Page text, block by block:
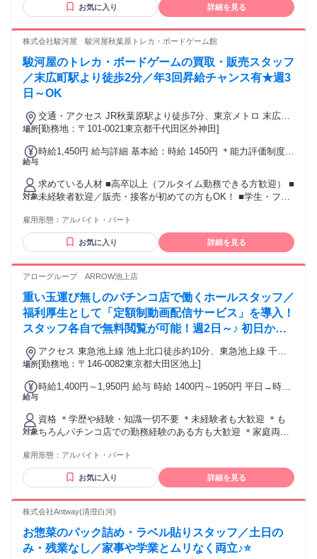
お気に入り 詳細を見る
株式会社駿河屋 駿河屋秋葉原トレカ・ボードゲーム館
駿河屋のトレカ・ボードゲームの買取・販売スタッフ
／末広町駅より徒歩2分／年3回昇給チャンス有★週3
日～OK
場所
交通・アクセス JR秋葉原駅より徒歩7分、東京メトロ 末広町
駅より徒歩2分
[勤務地：〒101-0021東京都千代田区外神田]
給与
時給1,450円 給与詳細 基本給：時給 1450円 ＊能力評価制度に
対象
求めている人材 ■高卒以上（フルタイム勤務できる方歓迎） ■
未経験者歓迎／販売・接客が初めての方もOK！ ■学生・フリ
（副業）OK ■トレカやボードゲームが好きな方歓迎！ 【身だ
しなみについて】 お客様対応や大切な商品を扱うお仕事のた
め、以下の点だけご協力をお願いしています♪ ■髪型・髪色・
さわしい清潔感のある範囲でお願いしています） ■ネイル：
のある装飾はお控えいただいています。
雇用形態： アルバイト・パート
お気に入り 詳細を見る
アローグループ ARROW池上店
重い玉運び無しのパチンコ店で働くホールスタッフ／
福利厚生として「定額制動画配信サービス」を導入！
スタッフ各自で無料閲覧が可能！週2日～♪ 初日から
時給1400円以上！＜店内禁煙＞
場所
アクセス 東急池上線 池上北口徒歩約10分、東急池上線 千鳥
町出入口2徒歩約13分、都営浅草線 西馬込南口徒歩約15分
[勤務地：〒146-0082東京都大田区池上]
給与
時給1,400円～1,950円 給与 時給 1400円～1950円 平日→時給
給＋100円！ ■22時以降1850円！■ ◎最高時給＜1950円＞!!(土
日祝22時以降) 交通費：交通費支給 ＊車・バイク通勤も支給
対象
資格 ＊学歴や経験・知識一切不要 ＊未経験者も大歓迎 ＊も
ちろんパチンコ店での勤務経験のある方も大歓迎 ＊家庭両立
中！ ＊学業両立OK！学校帰りや部活、サークル後の勤務も歓
迎！ ＜店内完全分煙！タバコの臭い移りの心配なし！＞ 年齢
の条件と理由：※20歳以上（※健康増進法の為）
雇用形態： アルバイト・パート
お気に入り 詳細を見る
株式会社Antway(清澄白河)
お惣菜のパック詰め・ラベル貼りスタッフ／土日の
み・残業なし／家事や学業とムリなく両立♪⭐